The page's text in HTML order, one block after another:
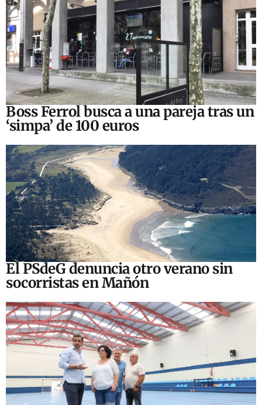
Boss Ferrol busca a una pareja tras un
‘simpa’ de 100 euros
El PSdeG denuncia otro verano sin
socorristas en Mañón